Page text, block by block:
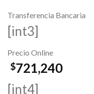
Transferencia Bancaria
[int3]
Precio Online
$721,240
[int4]